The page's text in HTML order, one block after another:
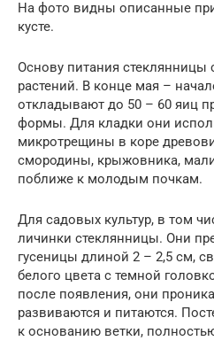
На фото видны описанные
кусте.
Основу питания стеклянницы
растений. В конце мая –
откладывают до 50 – 60 яиц
формы. Для кладки они
микротрещины в коре
смородины, крыжовника,
поближе к молодым почкам.
Для садовых культур, в том
личинки стеклянницы. Они
гусеницы длиной 2 – 2,5 см,
белого цвета с темной
после появления, они
развиваются и питаются.
к основанию ветки,